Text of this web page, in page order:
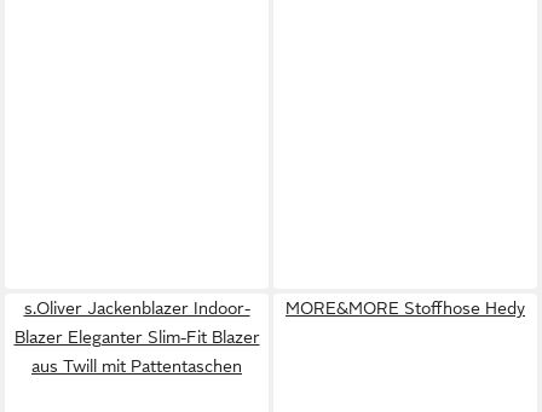
s.Oliver Jackenblazer Indoor-
Blazer Eleganter Slim-Fit Blazer
aus Twill mit Pattentaschen
MORE&MORE Stoffhose Hedy